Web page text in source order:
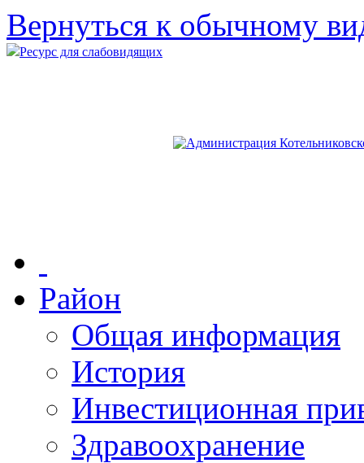
Вернуться к обычному
Ресурс для слабовидящих
Район
Общая информация
История
Инвестиционная
Здравоохранение